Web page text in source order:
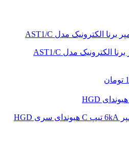
1,950,000 تومان
تومان